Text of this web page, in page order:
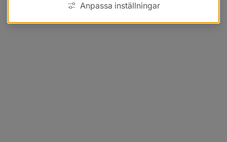
Anpassa inställningar